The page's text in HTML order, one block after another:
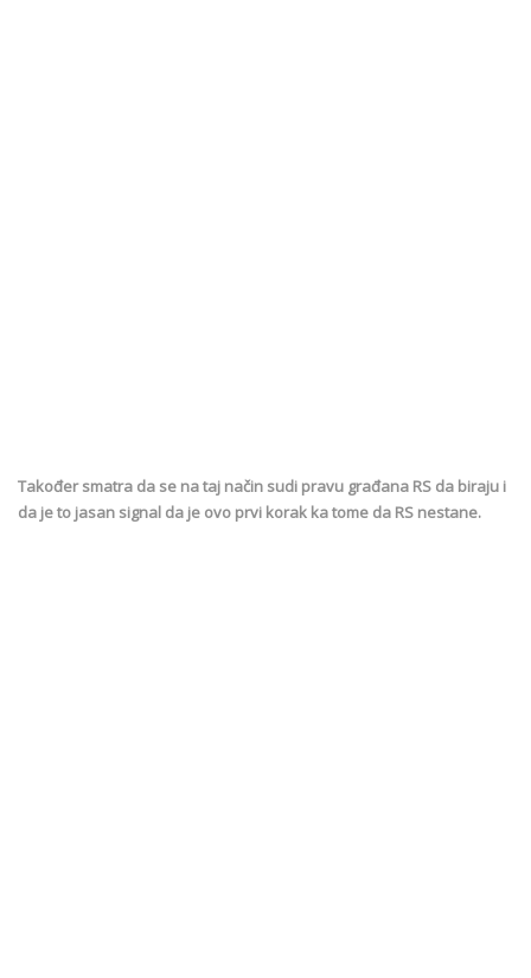
Također smatra da se na taj način sudi pravu građana RS da biraju i
da je to jasan signal da je ovo prvi korak ka tome da RS nestane.